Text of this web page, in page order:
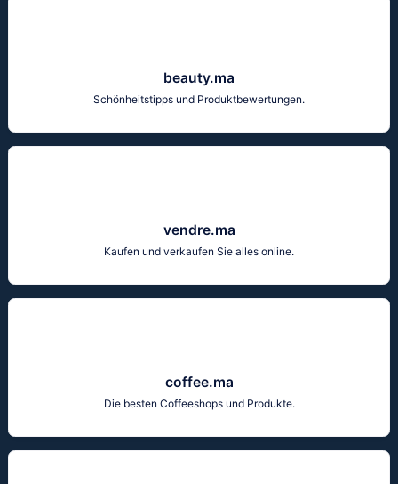
beauty.ma
Schönheitstipps und Produktbewertungen.
vendre.ma
Kaufen und verkaufen Sie alles online.
coffee.ma
Die besten Coffeeshops und Produkte.